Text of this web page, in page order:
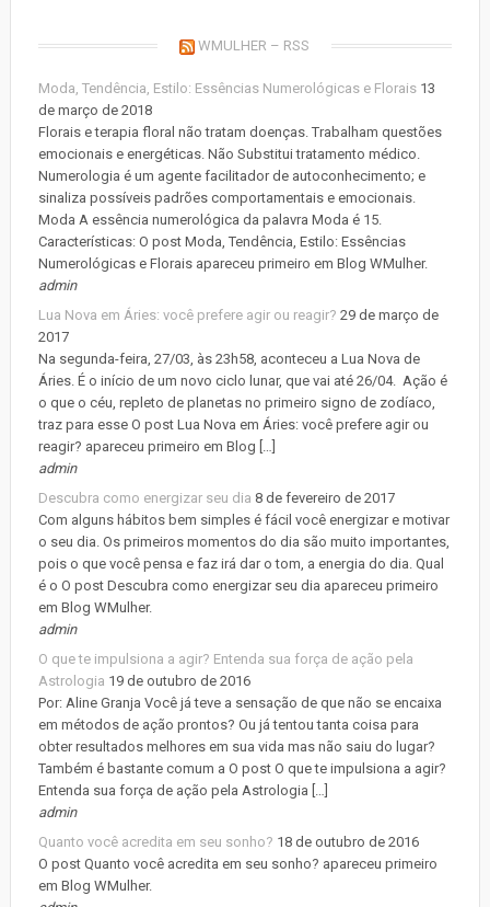
WMULHER – RSS
Moda, Tendência, Estilo: Essências Numerológicas e Florais 13
de março de 2018
Florais e terapia floral não tratam doenças. Trabalham questões
emocionais e energéticas. Não Substitui tratamento médico.
Numerologia é um agente facilitador de autoconhecimento; e
sinaliza possíveis padrões comportamentais e emocionais.
Moda A essência numerológica da palavra Moda é 15.
Características: O post Moda, Tendência, Estilo: Essências
Numerológicas e Florais apareceu primeiro em Blog WMulher.
admin
Lua Nova em Áries: você prefere agir ou reagir? 29 de março de
2017
Na segunda-feira, 27/03, às 23h58, aconteceu a Lua Nova de
Áries. É o início de um novo ciclo lunar, que vai até 26/04. Ação é
o que o céu, repleto de planetas no primeiro signo de zodíaco,
traz para esse O post Lua Nova em Áries: você prefere agir ou
reagir? apareceu primeiro em Blog […]
admin
Descubra como energizar seu dia 8 de fevereiro de 2017
Com alguns hábitos bem simples é fácil você energizar e motivar
o seu dia. Os primeiros momentos do dia são muito importantes,
pois o que você pensa e faz irá dar o tom, a energia do dia. Qual
é o O post Descubra como energizar seu dia apareceu primeiro
em Blog WMulher.
admin
O que te impulsiona a agir? Entenda sua força de ação pela
Astrologia 19 de outubro de 2016
Por: Aline Granja Você já teve a sensação de que não se encaixa
em métodos de ação prontos? Ou já tentou tanta coisa para
obter resultados melhores em sua vida mas não saiu do lugar?
Também é bastante comum a O post O que te impulsiona a agir?
Entenda sua força de ação pela Astrologia […]
admin
Quanto você acredita em seu sonho? 18 de outubro de 2016
O post Quanto você acredita em seu sonho? apareceu primeiro
em Blog WMulher.